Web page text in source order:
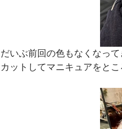
だいぶ前回の色もなくなって
カットしてマニキュアをとこ